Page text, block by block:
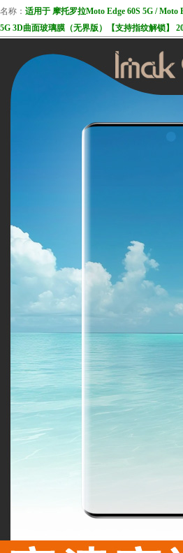
名称： 适用于 摩托罗拉Moto Edge 60S 5G / Moto
5G 3D曲面玻璃膜（无界版）【支持指纹解锁】